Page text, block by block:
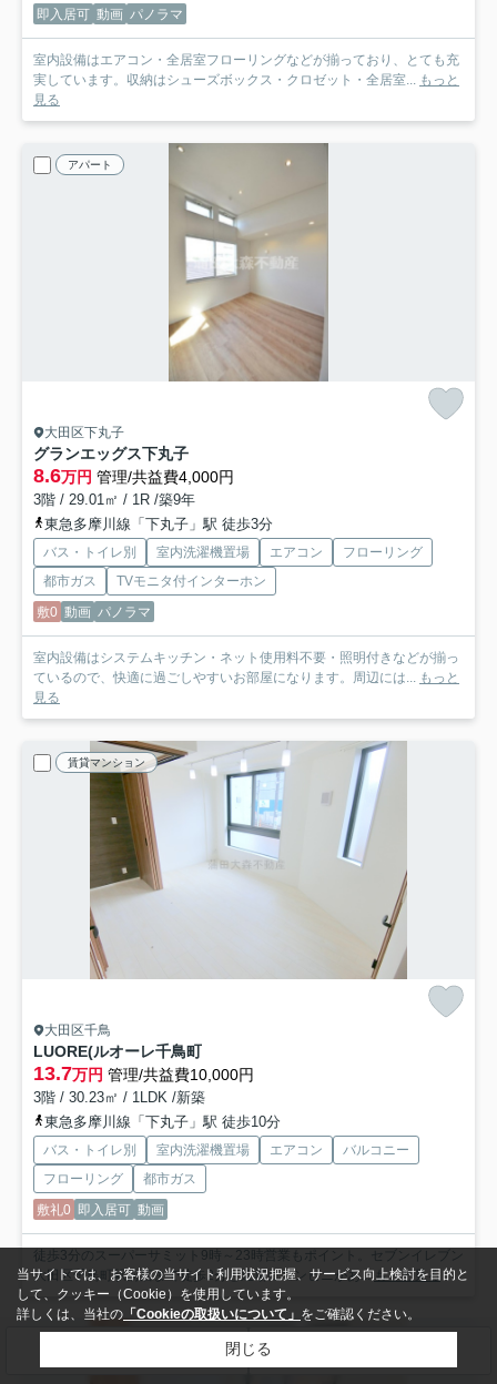
即入居可 動画 パノラマ
室内設備はエアコン・全居室フローリングなどが揃っており、とても充
実しています。収納はシューズボックス・クロゼット・全居室...
もっと
見る
アパート
大田区下丸子
グランエッグス下丸子
8.6万円 管理/共益費4,000円
3階 / 29.01㎡ / 1R /築9年
東急多摩川線「下丸子」駅 徒歩3分
バス・トイレ別 室内洗濯機置場 エアコン
フローリング
都市ガス
TVモニタ付インターホン
敷0 動画 パノラマ
室内設備はシステムキッチン・ネット使用料不要・照明付きなどが揃っ
ているので、快適に過ごしやすいお部屋になります。周辺には...
もっと
見る
賃貸マンション
大田区千鳥
LUORE(ルオーレ千鳥町
13.7万円 管理/共益費10,000円
3階 / 30.23㎡ / 1LDK /新築
東急多摩川線「下丸子」駅 徒歩10分
バス・トイレ別 室内洗濯機置場 エアコン
バルコニー
フローリング
都市ガス
敷礼0 即入居可 動画
徒歩3分のスーパーサミット9時～23時営業もポイント。セブンイレブン
大田区千鳥町駅前店まで徒歩2分と近場にコンビニがあ...もっと見る
当サイトでは、お客様の当サイト利用状況把握、サービス向上検討を目的と
して、クッキー（Cookie）を使用しています。
詳しくは、当社の 「Cookieの取扱いについて」 をご確認ください。
閉じる